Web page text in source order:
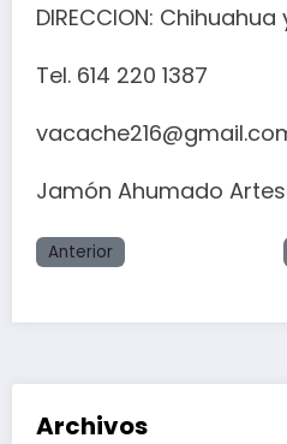
DIRECCION:
Tel. 614 220 1387
Jamón Ahumado
Anterior
Archivos